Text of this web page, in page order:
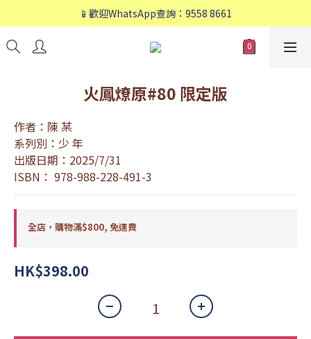
📱歡迎WhatsApp查詢：9558 8661
📱歡迎WhatsApp查詢：9558 8661
❤️會員專享：🛍購物滿💰HK$800，🚚免運費❤️
火鳳燎原#80 限定版
作者：陳 某
系列別：少 年
出版日期：2025/7/31
ISBN： 978-988-228-491-3
全店，購物滿$800, 免運費
HK$398.00